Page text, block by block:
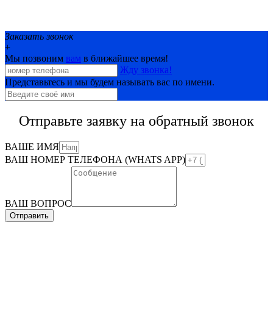
Заказать звонок
+
Мы позвоним вам в ближайшее время!
Жду звонка!
Представьтесь и мы будем называть вас по имени.
Отправьте заявку на обратный звонок
ВАШЕ ИМЯ
ВАШ НОМЕР ТЕЛЕФОНА (WHATS APP)
ВАШ ВОПРОС
Отправить